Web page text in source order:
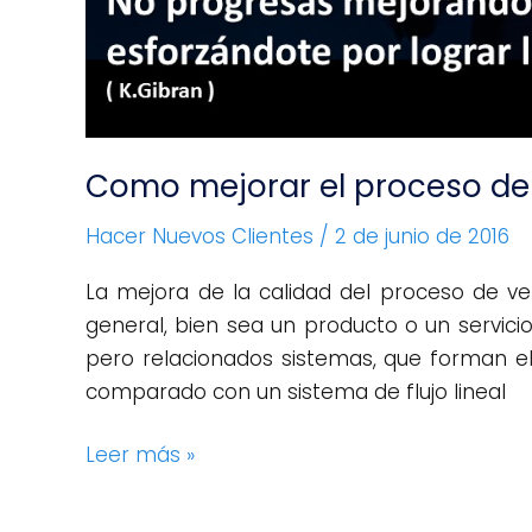
Como mejorar el proceso
Hacer Nuevos Clientes / 2 de junio de 2016
La mejora de la calidad del proceso de
general, bien sea un producto o un
pero relacionados sistemas, que forman
comparado con un sistema de flujo lineal
Leer más »